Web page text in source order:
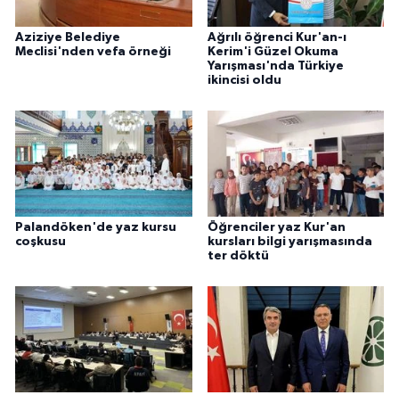
Aziziye Belediye
Meclisi'nden vefa örneği
Ağrılı öğrenci Kur'an-ı
Kerim'i Güzel Okuma
Yarışması'nda Türkiye
ikincisi oldu
Palandöken'de yaz kursu
coşkusu
Öğrenciler yaz Kur'an
kursları bilgi yarışmasında
ter döktü